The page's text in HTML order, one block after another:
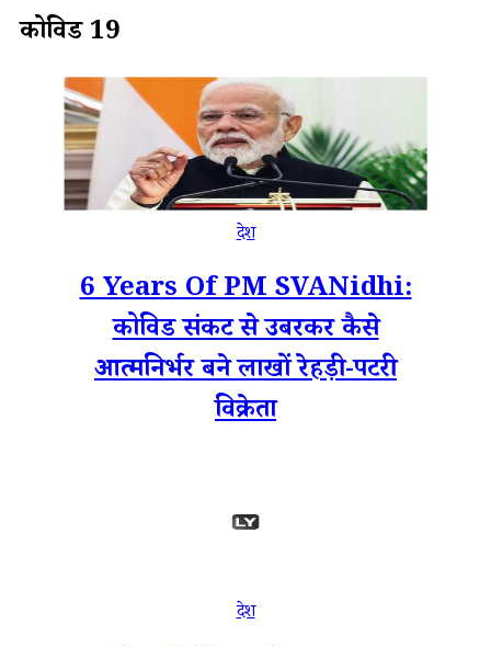
कोविड 19
देश
6 Years Of PM SVANidhi:
कोविड संकट से उबरकर कैसे
आत्मनिर्भर बने लाखों रेहड़ी-पटरी
विक्रेता
देश